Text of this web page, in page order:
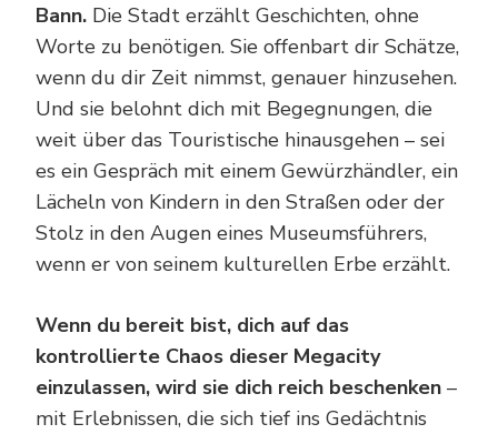
Bann. Die Stadt erzählt Geschichten, ohne
Worte zu benötigen. Sie offenbart dir Schätze,
wenn du dir Zeit nimmst, genauer hinzusehen.
Und sie belohnt dich mit Begegnungen, die
weit über das Touristische hinausgehen – sei
es ein Gespräch mit einem Gewürzhändler, ein
Lächeln von Kindern in den Straßen oder der
Stolz in den Augen eines Museumsführers,
wenn er von seinem kulturellen Erbe erzählt.
Wenn du bereit bist, dich auf das
kontrollierte Chaos dieser Megacity
einzulassen, wird sie dich reich beschenken –
mit Erlebnissen, die sich tief ins Gedächtnis